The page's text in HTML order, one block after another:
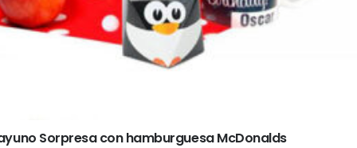
Sorpresa con hamburguesa McDonalds